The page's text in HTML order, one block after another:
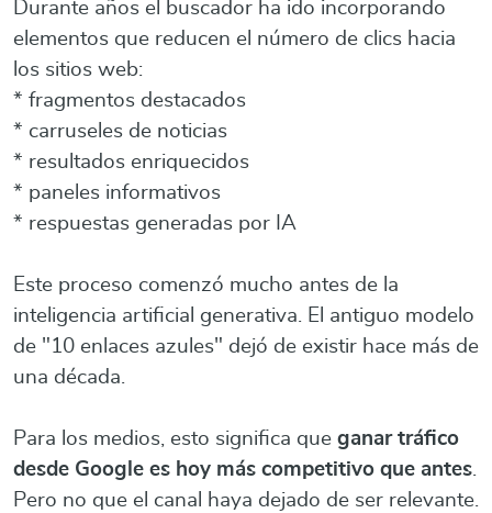
Durante años el buscador ha ido incorporando
elementos que reducen el número de clics hacia
los sitios web:
* fragmentos destacados
* carruseles de noticias
* resultados enriquecidos
* paneles informativos
* respuestas generadas por IA
Este proceso comenzó mucho antes de la
inteligencia artificial generativa. El antiguo modelo
de "10 enlaces azules" dejó de existir hace más de
una década.
Para los medios, esto significa que ganar tráfico
desde Google es hoy más competitivo que antes.
Pero no que el canal haya dejado de ser relevante.